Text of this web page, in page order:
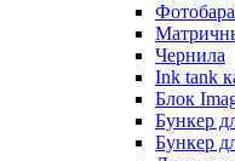
Чернила
Ink tank
Блок
Бункер
Бункер